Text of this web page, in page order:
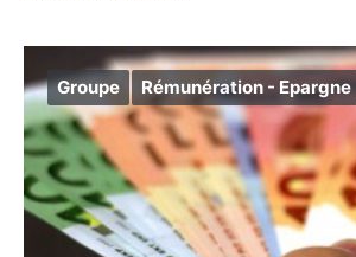
Groupe Rémunération - Epargne